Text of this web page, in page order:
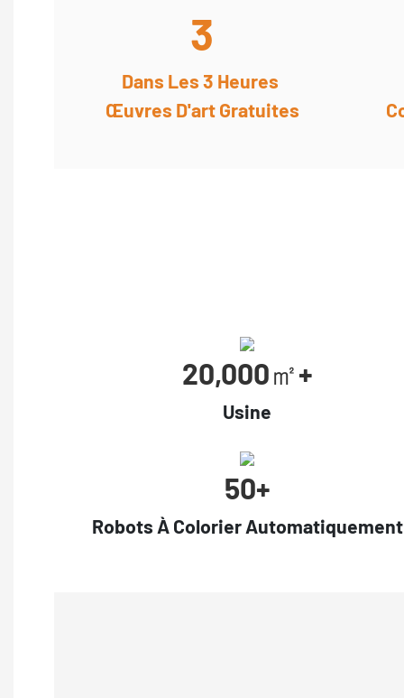
3
Dans Les 3 Heures
Œuvres D'art Gratuites
20,000㎡+
Usine
50+
Robots À Colorier Automatiquement